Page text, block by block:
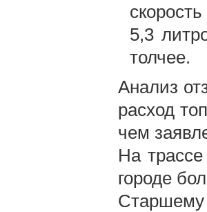
5,3
толчее.
Анализ
расход
чем
На
городе
Старшему